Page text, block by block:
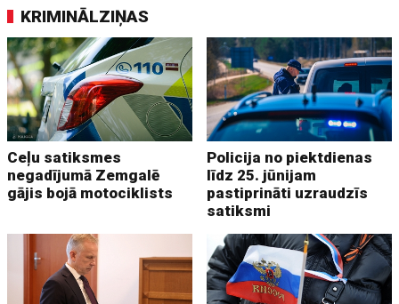
KRIMINĀLZIŅAS
Ceļu satiksmes
negadījumā Zemgalē
gājis bojā motociklists
Policija no piektdienas
līdz 25. jūnijam
pastiprināti uzraudzīs
satiksmi